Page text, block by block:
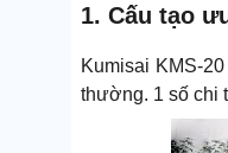
1. Cấu tạo
Kumisai KMS-
thường. 1 số chi